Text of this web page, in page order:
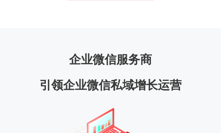
企业微信服务商
引领企业微信私域增长运营